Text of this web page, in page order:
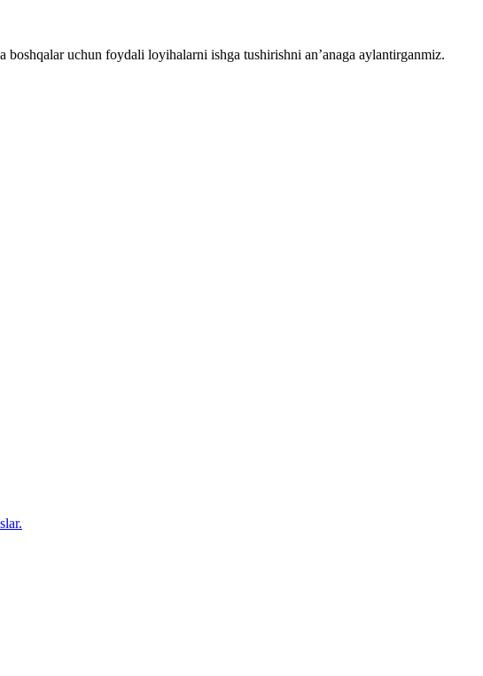
uchun foydali loyihalarni ishga tushirishni an’anaga aylantirganmiz.